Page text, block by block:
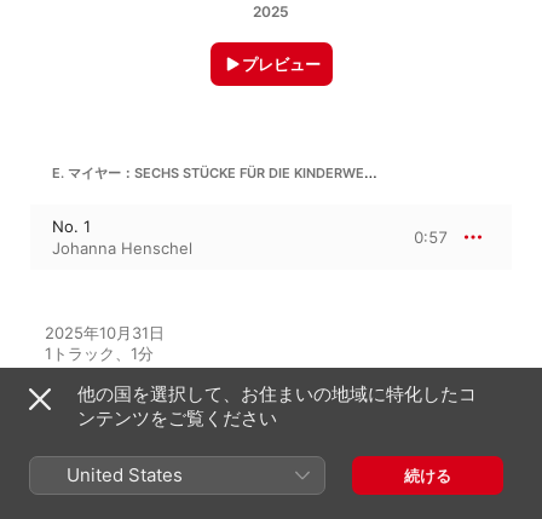
2025
プレビュー
E. マイヤー：SECHS STÜCKE FÜR DIE KINDERWELT, OP. 48
No. 1
Johanna Henschel
0:57
2025年10月31日
1トラック、1分
℗ 2025 Prospero Classical
レコードレーベル
他の国を選択して、お住まいの地域に特化したコ
ンテンツをご覧ください
United States 続ける